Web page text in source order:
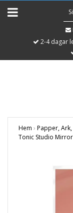
2-4 dagar
Hem › Papper,
Tonic Studio